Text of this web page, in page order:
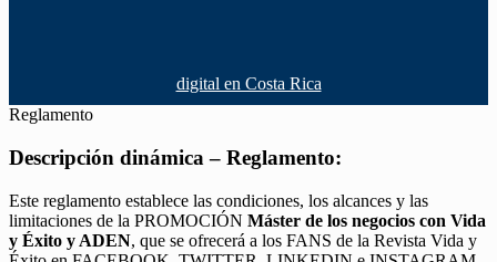
digital en Costa Rica
Reglamento
Descripción dinámica – Reglamento:
Este reglamento establece las condiciones, los alcances y las
limitaciones de la PROMOCIÓN Máster de los negocios con Vida
y Éxito y ADEN, que se ofrecerá a los FANS de la Revista Vida y